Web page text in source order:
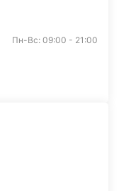
Пн-Вс: 09:00 - 21:00